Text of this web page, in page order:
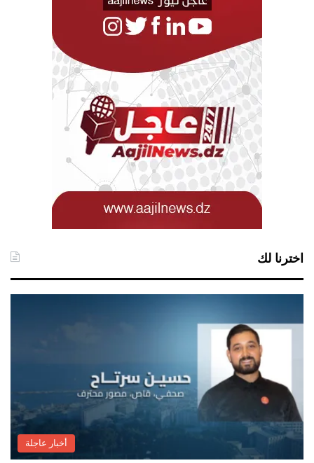
اخترنا لك
أخبار عاجلة